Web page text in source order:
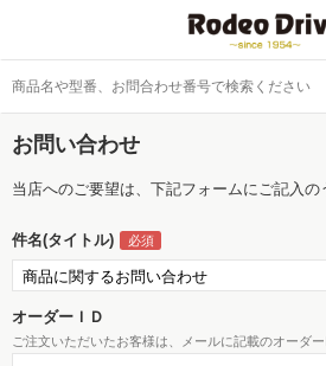
お問い合わせ
当店へのご要望は、下記フォームにご記入の
件名(タイトル)
オーダーＩＤ
ご注文いただいたお客様は、メールに記載のオーダ